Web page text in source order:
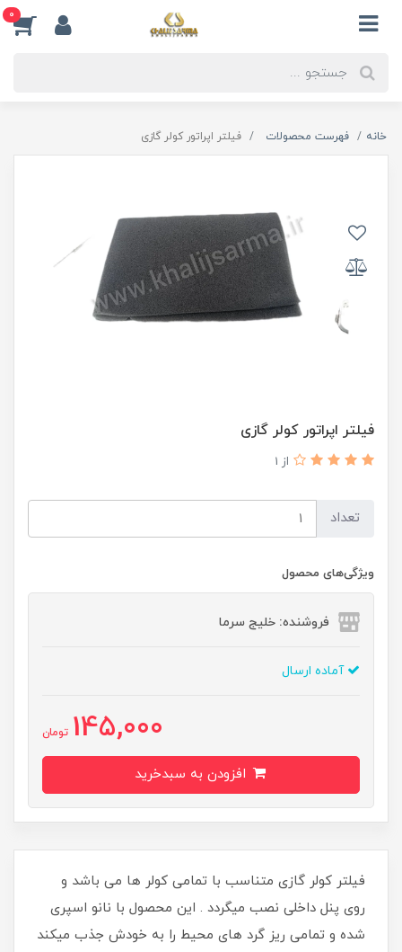
0
خانه فهرست محصولات فیلتر اپراتور کولر گازی
فیلتر اپراتور کولر گازی
از 1
تعداد
ویژگی‌های محصول
فروشنده: خلیج سرما
آماده ارسال
145,000 تومان
فیلتر کولر گازی متناسب با تمامی کولر ها می باشد و
روی پنل داخلی نصب میگردد . این محصول با نانو اسپری
شده و تمامی ریز گرد های محیط را به خودش جذب میکند